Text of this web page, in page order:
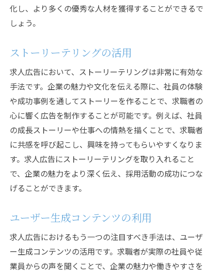
化し、より多くの優秀な人材を獲得することができるで
しょう。
ストーリーテリングの活用
求人広告において、ストーリーテリングは非常に有効な
手法です。企業の魅力や文化を伝える際に、社員の体験
や成功事例を通してストーリーを作ることで、求職者の
心に響く広告を制作することが可能です。例えば、社員
の成長ストーリーや仕事への情熱を描くことで、求職者
に共感を呼び起こし、興味を持ってもらいやすくなりま
す。求人広告にストーリーテリングを取り入れること
で、企業の魅力をより深く伝え、採用活動の成功につな
げることができます。
ユーザー生成コンテンツの利用
求人広告におけるもう一つの注目すべき手法は、ユーザ
ー生成コンテンツの活用です。求職者が実際の社員や従
業員からの声を聞くことで、企業の魅力や働きやすさを